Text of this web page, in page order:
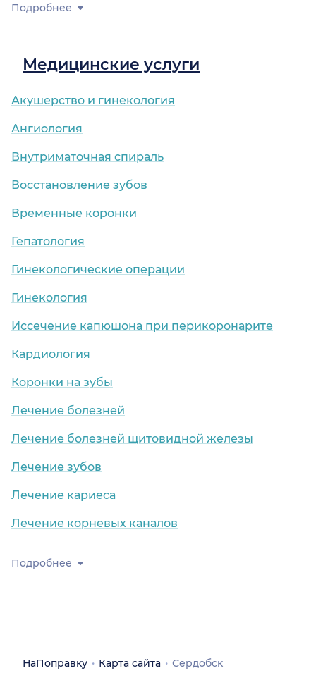
Подробнее
Медицинские услуги
Акушерство и гинекология
Ангиология
Внутриматочная спираль
Восстановление зубов
Временные коронки
Гепатология
Гинекологические операции
Гинекология
Иссечение капюшона при перикоронарите
Кардиология
Коронки на зубы
Лечение болезней
Лечение болезней щитовидной железы
Лечение зубов
Лечение кариеса
Лечение корневых каналов
Подробнее
НаПоправку Карта сайта Сердобск